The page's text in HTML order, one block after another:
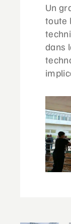
Un
toute
dans